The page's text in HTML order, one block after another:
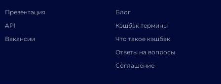
Презентация
API
Вакансии
Блог
Кэшбэк термины
Что такое кэшбэк
Ответы на вопросы
Соглашение